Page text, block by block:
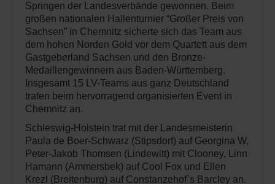
Springen der Landesverbände gewonnen. Beim
großen nationalen Hallenturnier “Großer Preis von
Sachsen” in Chemnitz sicherte sich das Team aus
dem hohen Norden Gold vor dem Quartett aus dem
Gastgeberland Sachsen und den Bronze-
Medaillengewinnern aus Baden-Württemberg.
Insgesamt 15 LV-Teams aus ganz Deutschland
traten beim hervorragend organisierten Event in
Chemnitz an.
Schleswig-Holstein trat mit der Landesmeisterin
Paula de Boer-Schwarz (Stipsdorf) auf Georgina W,
Peter-Jakob Thomsen (Lindewitt) mit Clooney, Linn
Hamann (Ammersbek) auf Cool Fox und Ellen
Krezl (Breitenburg) auf Constanzehof`s Barcley an.